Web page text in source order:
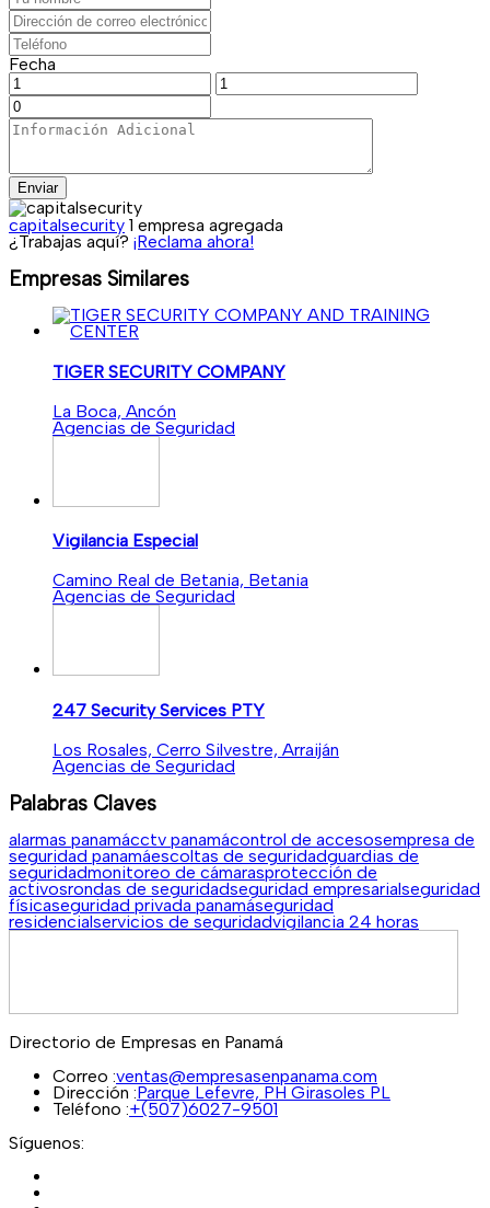
Fecha
Enviar
capitalsecurity 1 empresa agregada
¿Trabajas aquí? ¡Reclama ahora!
Empresas Similares
TIGER SECURITY COMPANY
La Boca, Ancón
Agencias de Seguridad
Vigilancia Especial
Camino Real de Betania, Betania
Agencias de Seguridad
247 Security Services PTY
Los Rosales, Cerro Silvestre, Arraiján
Agencias de Seguridad
Palabras Claves
alarmas panamácctv panamácontrol de accesosempresa de
seguridad panamáescoltas de seguridadguardias de
seguridadmonitoreo de cámarasprotección de
activosrondas de seguridadseguridad empresarialseguridad
físicaseguridad privada panamáseguridad
residencialservicios de seguridadvigilancia 24 horas
Directorio de Empresas en Panamá
Correo :ventas@empresasenpanama.com
Dirección :Parque Lefevre, PH Girasoles PL
Teléfono :+(507)6027-9501
Síguenos: